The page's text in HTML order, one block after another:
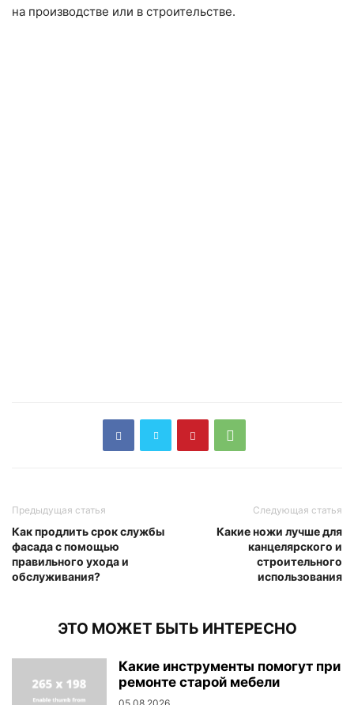
на производстве или в строительстве.
Предыдущая статья
Как продлить срок службы
фасада с помощью
правильного ухода и
обслуживания?
Следующая статья
Какие ножи лучше для
канцелярского и
строительного
использования
ЭТО МОЖЕТ БЫТЬ ИНТЕРЕСНО
Какие инструменты помогут при
ремонте старой мебели